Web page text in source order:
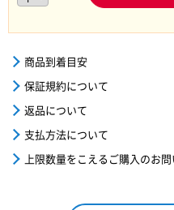
商品到着目安
保証規約について
返品について
支払方法について
上限数量をこえるご購入のお